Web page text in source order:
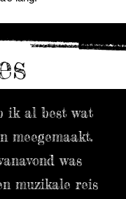
ik al best wat
meegemaakt.
was
muzikale reis